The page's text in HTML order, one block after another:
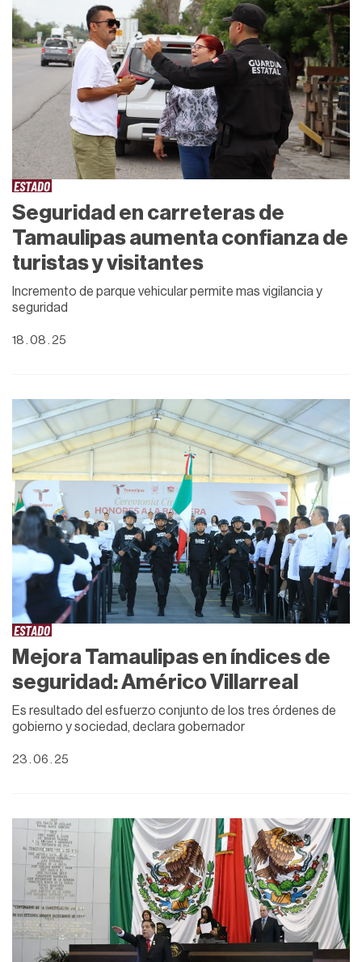
ESTADO
Seguridad en carreteras de
Tamaulipas aumenta confianza de
turistas y visitantes
Incremento de parque vehicular permite mas vigilancia y
seguridad
18 . 08 . 25
ESTADO
Mejora Tamaulipas en índices de
seguridad: Américo Villarreal
Es resultado del esfuerzo conjunto de los tres órdenes de
gobierno y sociedad, declara gobernador
23 . 06 . 25